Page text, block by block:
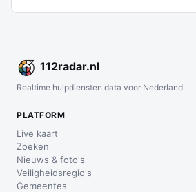
112radar.nl
Realtime hulpdiensten data voor Nederland
PLATFORM
Live kaart
Zoeken
Nieuws & foto's
Veiligheidsregio's
Gemeentes